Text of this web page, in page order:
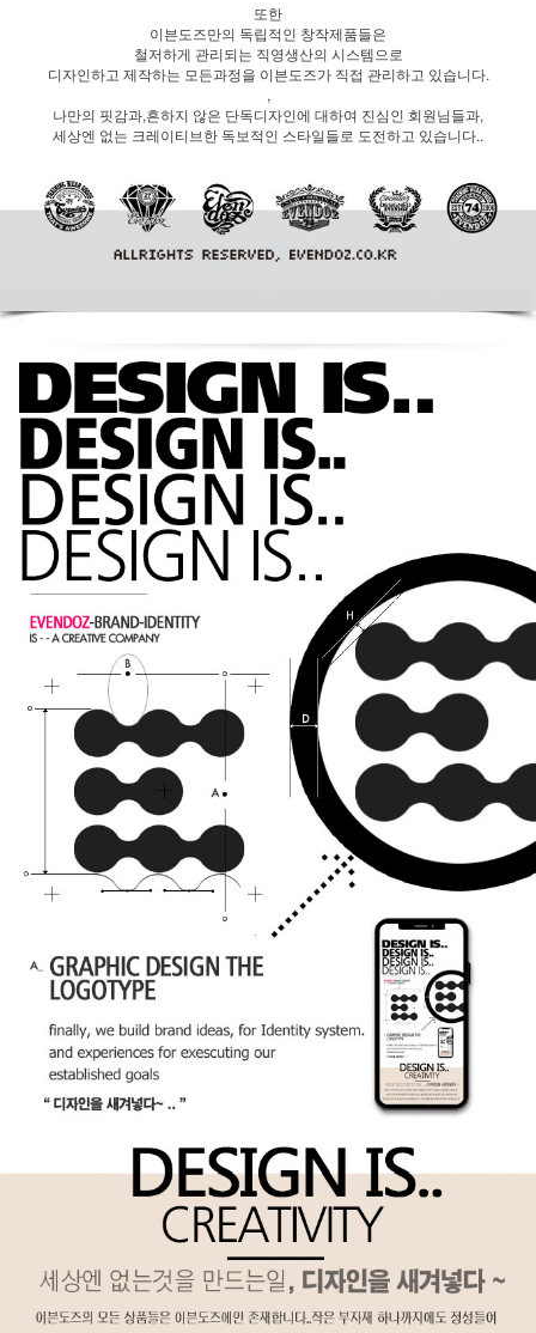
또한
이븐도즈만의 독립적인 창작제품들은
철저하게 관리되는 직영생산의 시스템으로
디자인하고 제작하는 모든과정을 이븐도즈가 직접 관리하고 있습니다.
,
나만의 핏감과,흔하지 않은 단독디자인에 대하여 진심인 회원님들과,
세상엔 없는 크레이티브한 독보적인 스타일들로 도전하고 있습니다..